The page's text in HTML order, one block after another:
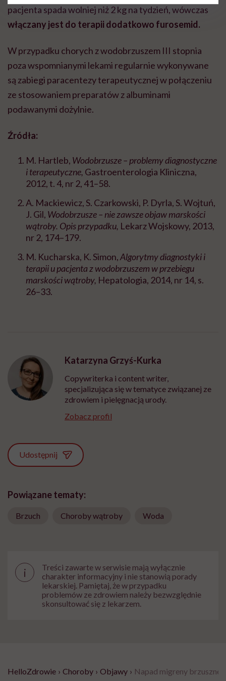
pacjenta spada wolniej niż 2 kg na tydzień, wówczas
włączany jest do terapii dodatkowo furosemid.
W przypadku chorych z wodobrzuszem III stopnia
poza wspomnianymi lekami regularnie wykonywane
są zabiegi paracentezy terapeutycznej w połączeniu
ze stosowaniem preparatów z albuminami
podawanymi dożylnie.
Źródła:
M. Hartleb, Wodobrzusze – problemy diagnostyczne
i terapeutyczne, Gastroenterologia Kliniczna,
2012, t. 4, nr 2, 41–58.
A. Mackiewicz, S. Czarkowski, P. Dyrla, S. Wojtuń,
J. Gil, Wodobrzusze – nie zawsze objaw marskości
wątroby. Opis przypadku, Lekarz Wojskowy, 2013,
nr 2, 174–179.
M. Kucharska, K. Simon,Algorytmy diagnostyki i
terapii u pacjenta z wodobrzuszem w przebiegu
marskości wątroby, Hepatologia, 2014, nr 14, s.
26–33.
Katarzyna Grzyś-Kurka
Copywriterka i content writer,
specjalizująca się w tematyce związanej ze
zdrowiem i pielęgnacją urody.
Zobacz profil
Udostępnij
Powiązane tematy:
Brzuch Choroby wątroby Woda
i
Treści zawarte w serwisie mają wyłącznie
charakter informacyjny i nie stanowią porady
lekarskiej. Pamiętaj, że w przypadku
problemów ze zdrowiem należy bezwzględnie
skonsultować się z lekarzem.
HelloZdrowie › Choroby › Objawy › Napad migreny brzusznej